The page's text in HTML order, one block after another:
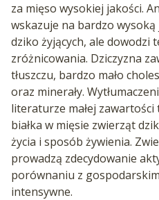
za mięso wysokiej jakości.
wskazuje na bardzo
dziko żyjących, ale dowodzi
zróżnicowania. Dziczyzna
tłuszczu, bardzo mało
oraz minerały.
literaturze małej zawartości
białka w mięsie zwierząt
życia i sposób żywienia.
prowadzą zdecydowanie
porównaniu z
intensywne.